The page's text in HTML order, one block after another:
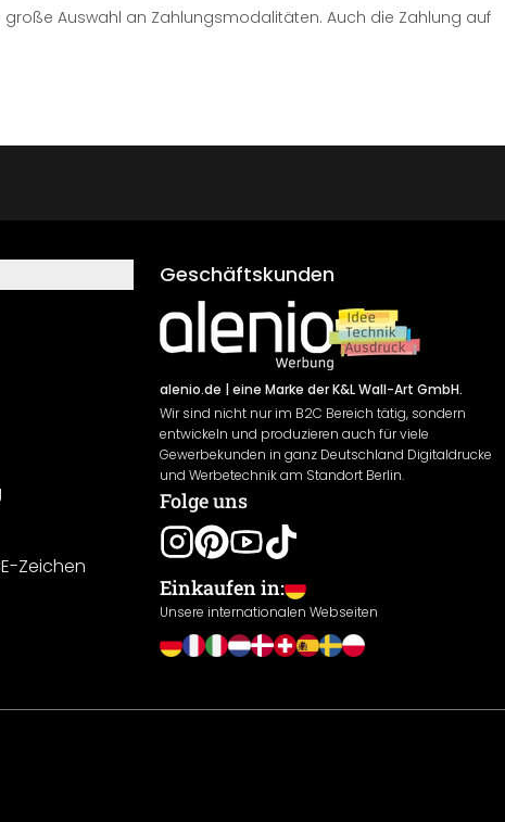
große Auswahl an Zahlungsmodalitäten. Auch die Zahlung auf
Zeichen
Geschäftskunden
alenio.de | eine Marke der K&L Wall-Art GmbH.
Wir sind nicht nur im B2C Bereich tätig, sondern
entwickeln und produzieren auch für viele
Gewerbekunden in ganz Deutschland Digitaldrucke
und Werbetechnik am Standort Berlin.
Folge uns
Einkaufen in:
Unsere internationalen Webseiten